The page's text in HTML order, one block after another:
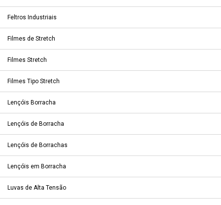
Feltros Industriais
Filmes de Stretch
Filmes Stretch
Filmes Tipo Stretch
Lençóis Borracha
Lençóis de Borracha
Lençóis de Borrachas
Lençóis em Borracha
Luvas de Alta Tensão